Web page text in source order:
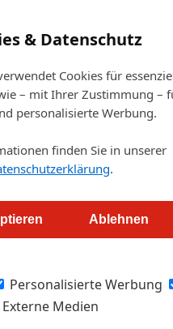
& Datenschutz
Cookies für
– mit Ihrer Zustimmung –
personalisierte Werbung.
finden Sie in unserer
.
Ablehnen
Personalisierte Werbung
Externe Medien
Guide 2017:
Grübling
der Spitze des neuen Falstaff-
Vorjahr mit 100 Punkten
schafft aus dem Stand 96